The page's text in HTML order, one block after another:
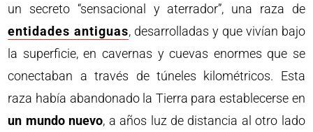
un secreto “sensacional y aterrador”, una raza de
entidades antiguas, desarrolladas y que vivían bajo
la superficie, en cavernas y cuevas enormes que se
conectaban a través de túneles kilométricos. Esta
raza había abandonado la Tierra para establecerse en
un mundo nuevo, a años luz de distancia al otro lado